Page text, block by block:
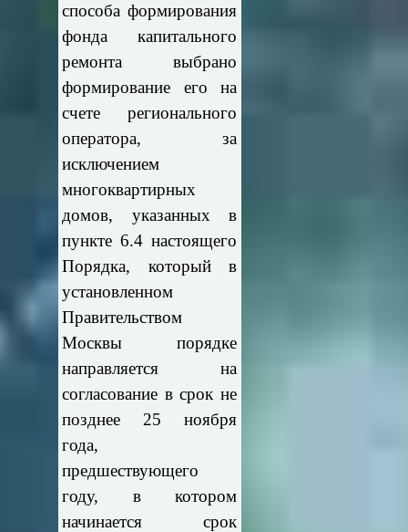
способа формирования
фонда капитального
ремонта выбрано
формирование его на
счете регионального
оператора, за
исключением
многоквартирных
домов, указанных в
пункте 6.4 настоящего
Порядка, который в
установленном
Правительством
Москвы порядке
направляется на
согласование в срок не
позднее 25 ноября
года,
предшествующего
году, в котором
начинается срок